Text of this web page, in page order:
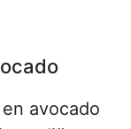
avocado